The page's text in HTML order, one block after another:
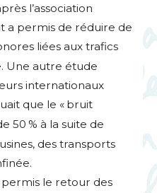
l’association
a permis de réduire de
liées aux trafics
Une autre étude
internationaux
que le « bruit
50 % à la suite de
des transports
permis le retour des